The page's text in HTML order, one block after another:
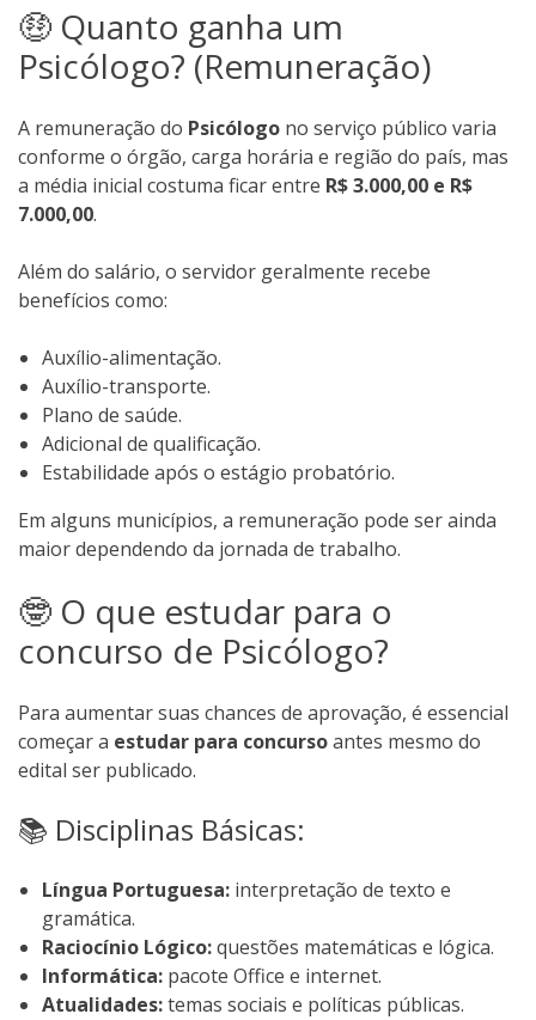
🤑 Quanto ganha um
Psicólogo? (Remuneração)
A remuneração do Psicólogo no serviço público varia
conforme o órgão, carga horária e região do país, mas
a média inicial costuma ficar entre R$ 3.000,00 e R$
7.000,00.
Além do salário, o servidor geralmente recebe
benefícios como:
Auxílio-alimentação.
Auxílio-transporte.
Plano de saúde.
Adicional de qualificação.
Estabilidade após o estágio probatório.
Em alguns municípios, a remuneração pode ser ainda
maior dependendo da jornada de trabalho.
🤓 O que estudar para o
concurso de Psicólogo?
Para aumentar suas chances de aprovação, é essencial
começar a estudar para concursoantes mesmo do
edital ser publicado.
📚 Disciplinas Básicas:
Língua Portuguesa: interpretação de texto e
gramática.
Raciocínio Lógico:questões matemáticas e lógica.
Informática: pacote Office e internet.
Atualidades:temas sociais e políticas públicas.